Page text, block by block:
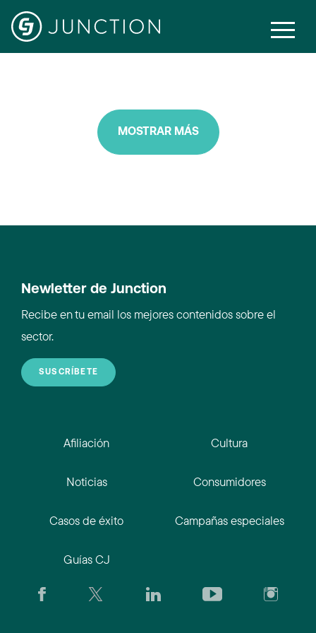
Other
MOSTRAR MÁS
Newletter de Junction
Recibe en tu email los mejores contenidos sobre el
sector.
SUSCRÍBETE
Afiliación
Noticias
Casos de éxito
Guías CJ
Cultura
Consumidores
Campañas especiales